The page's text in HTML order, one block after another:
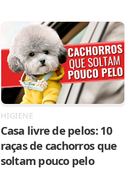
HIGIENE
Casa livre de pelos: 10
raças de cachorros que
soltam pouco pelo